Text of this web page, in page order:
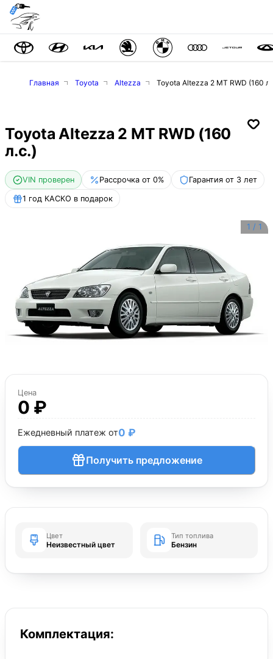
Главная Toyota Altezza Toyota Altezza 2 MT RWD (160
Toyota Altezza 2 MT RWD (160
л.с.)
VIN проверен Рассрочка от 0% Гарантия от 3 лет
1 год КАСКО в подарок
1 / 1
Цена
0 ₽
Ежедневный платеж от0 ₽
Получить предложение
Цвет
Неизвестный цвет
Тип топлива
Бензин
Комплектация: